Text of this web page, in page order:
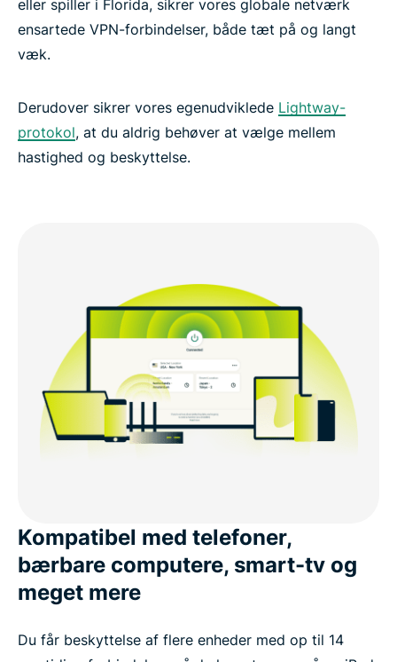
eller spiller i Florida, sikrer vores globale netværk
ensartede VPN-forbindelser, både tæt på og langt
væk.
Derudover sikrer vores egenudviklede Lightway-
protokol, at du aldrig behøver at vælge mellem
hastighed og beskyttelse.
Kompatibel med telefoner,
bærbare computere, smart-tv og
meget mere
Du får beskyttelse af flere enheder med op til 14